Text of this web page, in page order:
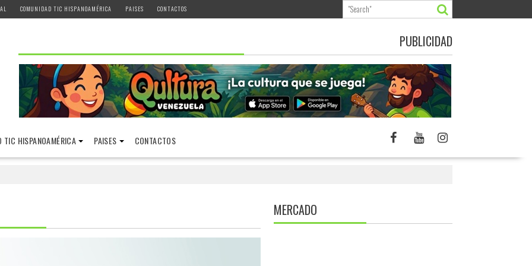
COMUNIDAD TIC HISPANOAMÉRICA PAISES CONTACTOS
PUBLICIDAD
TIC HISPANOAMÉRICA PAISES CONTACTOS
MERCADO